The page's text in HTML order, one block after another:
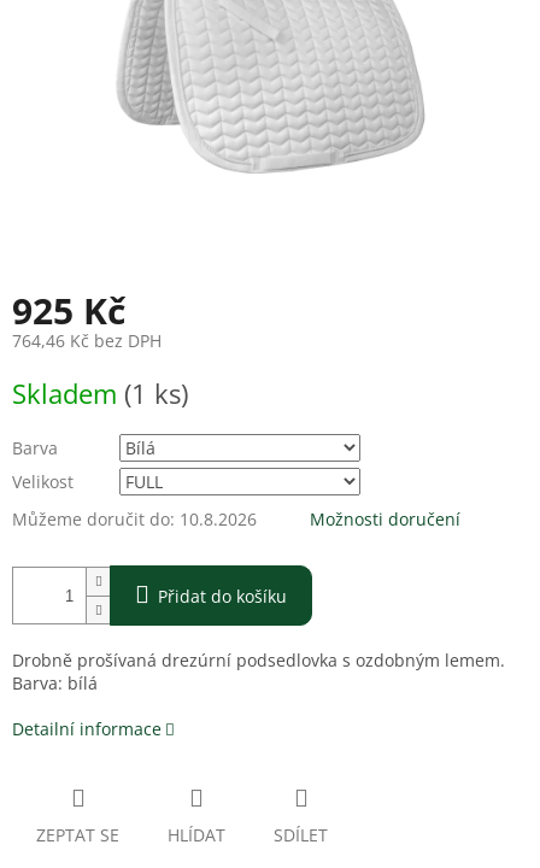
925 Kč
764,46 Kč bez DPH
cena:
Skladem (1 ks)
Barva
Velikost
Můžeme doručit do: 10.8.2026 Možnosti doručení
Přidat do košíku
Drobně prošívaná drezúrní podsedlovka s ozdobným lemem.
Barva: bílá
Detailní informace
ZEPTAT SE HLÍDAT SDÍLET